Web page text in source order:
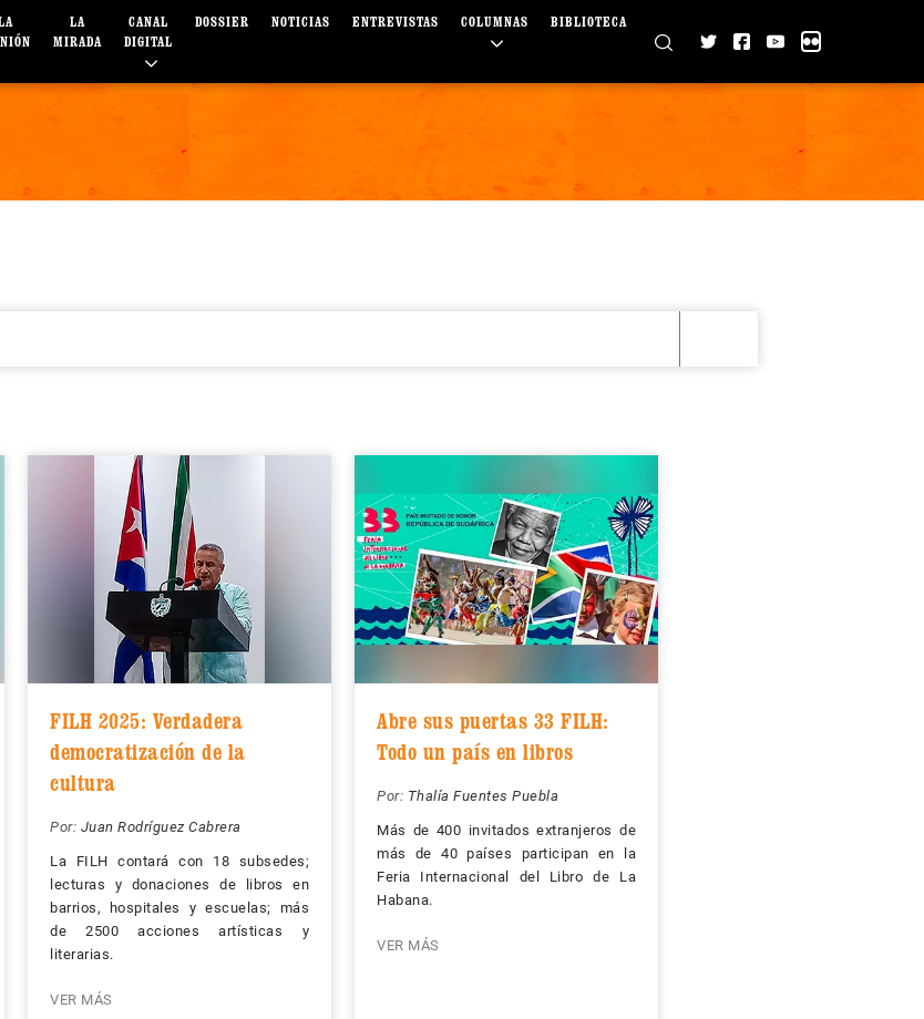
LA
MIRADA
CANAL
DIGITAL
DOSSIER NOTICIAS ENTREVISTAS COLUMNAS BIBLIOTECA
FILH 2025: Verdadera
democratización de la
cultura
Por: Juan Rodríguez Cabrera
La FILH contará con 18 subsedes;
lecturas y donaciones de libros en
barrios, hospitales y escuelas; más
de 2500 acciones artísticas y
literarias.
VER MÁS
Abre sus puertas 33 FILH:
Todo un país en libros
Por: Thalía Fuentes Puebla
Más de 400 invitados extranjeros de
más de 40 países participan en la
Feria Internacional del Libro de La
Habana.
VER MÁS